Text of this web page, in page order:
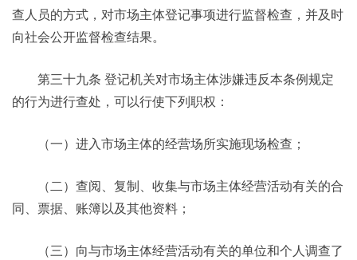
查人员的方式，对市场主体登记事项进行监督检查，并及时
向社会公开监督检查结果。
第三十九条 登记机关对市场主体涉嫌违反本条例规定
的行为进行查处，可以行使下列职权：
（一）进入市场主体的经营场所实施现场检查；
（二）查阅、复制、收集与市场主体经营活动有关的合
同、票据、账簿以及其他资料；
（三）向与市场主体经营活动有关的单位和个人调查了